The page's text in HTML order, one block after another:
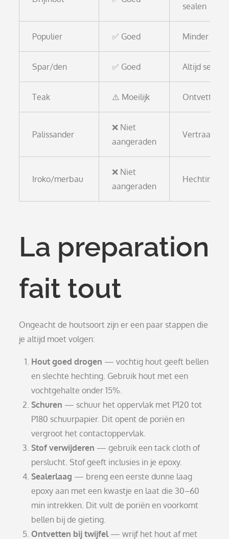
sealen
Populier ✅ Goed Minder
Spar/den ✅ Goed Altijd sealen
Teak ⚠️ Moeilijk Ontvetten
Palissander
❌ Niet
aangeraden
Vertraagt
Iroko/merbau
❌ Niet
aangeraden
La preparation
fait tout
Ongeacht de houtsoort zijn er een paar stappen die
je altijd moet volgen:
Hout goed drogen — vochtig hout geeft bellen
en slechte hechting. Gebruik hout met een
vochtgehalte onder 15%.
Schuren — schuur het oppervlak met P120 tot
P180 schuurpapier. Dit opent de poriën en
vergroot het contactoppervlak.
Stof verwijderen — gebruik een tack cloth of
perslucht. Stof geeft inclusies in je epoxy.
Sealerlaag — breng een eerste dunne laag
epoxy aan met een kwastje en laat die 30–60
min intrekken. Dit vult de poriën en voorkomt
bellen bij de gieting.
Ontvetten bij twijfel— wrijf het hout af met